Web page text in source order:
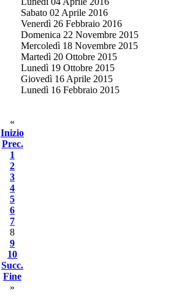
Sabato 02 Aprile 2016
Venerdì 26 Febbraio 2016
Domenica 22 Novembre 2015
Mercoledì 18 Novembre 2015
Martedì 20 Ottobre 2015
Lunedì 19 Ottobre 2015
Giovedì 16 Aprile 2015
Lunedì 16 Febbraio 2015
«
Inizio
Prec.
1
2
3
4
5
6
7
8
9
10
Succ.
Fine
»